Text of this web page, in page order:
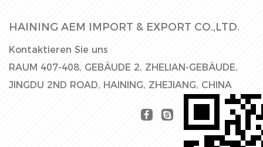
HAINING AEM IMPORT & EXPORT CO.,LTD.
Kontaktieren Sie uns
RAUM 407-408, GEBÄUDE 2, ZHELIAN-GEBÄUDE,
JINGDU 2ND ROAD, HAINING, ZHEJIANG, CHINA